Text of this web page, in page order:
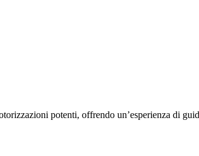
potenti, offrendo un’esperienza di